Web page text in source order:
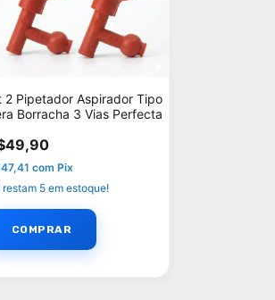
2 Pipetador Aspirador Tipo
Borracha 3 Vias Perfecta
com Pix
restam 5em estoque!